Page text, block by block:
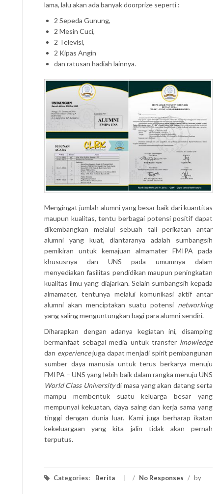
lama, lalu akan ada banyak doorprize seperti :
2 Sepeda Gunung,
2 Mesin Cuci,
2 Televisi,
2 Kipas Angin
dan ratusan hadiah lainnya.
Mengingat jumlah alumni yang besar baik dari kuantitas
maupun kualitas, tentu berbagai potensi positif dapat
dikembangkan melalui sebuah tali perikatan antar
alumni yang kuat, diantaranya adalah sumbangsih
pemikiran untuk kemajuan almamater FMIPA pada
khususnya dan UNS pada umumnya dalam
menyediakan fasilitas pendidikan maupun peningkatan
kualitas ilmu yang diajarkan. Selain sumbangsih kepada
almamater, tentunya melalui komunikasi aktif antar
alumni akan menciptakan suatu potensi networking
yang saling menguntungkan bagi para alumni sendiri.
Diharapkan dengan adanya kegiatan ini, disamping
bermanfaat sebagai media untuk transfer knowledge
dan experiencejuga dapat menjadi spirit pembangunan
sumber daya manusia untuk terus berkarya menuju
FMIPA – UNS yang lebih baik dalam rangka menuju UNS
World Class Universitydi masa yang akan datang serta
mampu membentuk suatu keluarga besar yang
mempunyai kekuatan, daya saing dan kerja sama yang
tinggi dengan dunia luar. Kami juga berharap ikatan
kekeluargaan yang kita jalin tidak akan pernah
terputus.
Categories: Berita / No Responses / by